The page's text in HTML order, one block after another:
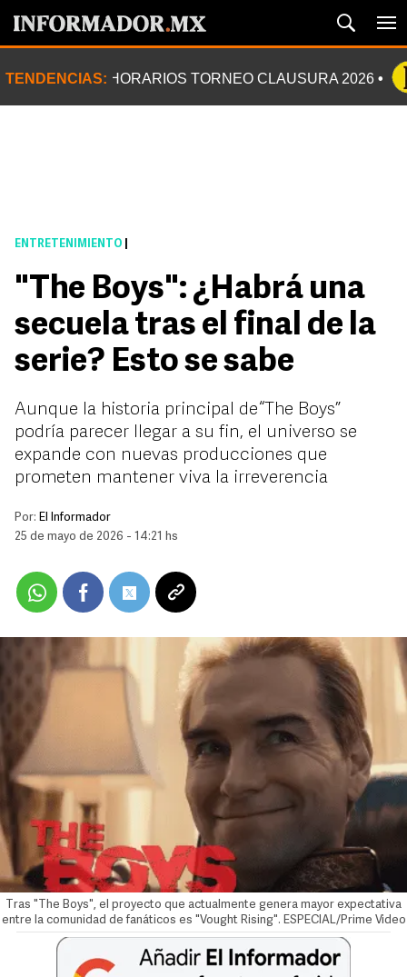
TENDENCIAS: HORARIOS TORNEO CLAUSURA 2026
ENTRETENIMIENTO
"The Boys": ¿Habrá una
secuela tras el final de la
serie? Esto se sabe
Aunque la historia principal de “The Boys”
podría parecer llegar a su fin, el universo se
expande con nuevas producciones que
prometen mantener viva la irreverencia
Por: El Informador
25 de mayo de 2026 - 14:21 hs
Tras "The Boys", el proyecto que actualmente genera mayor expectativa
entre la comunidad de fanáticos es "Vought Rising". ESPECIAL/Prime Video